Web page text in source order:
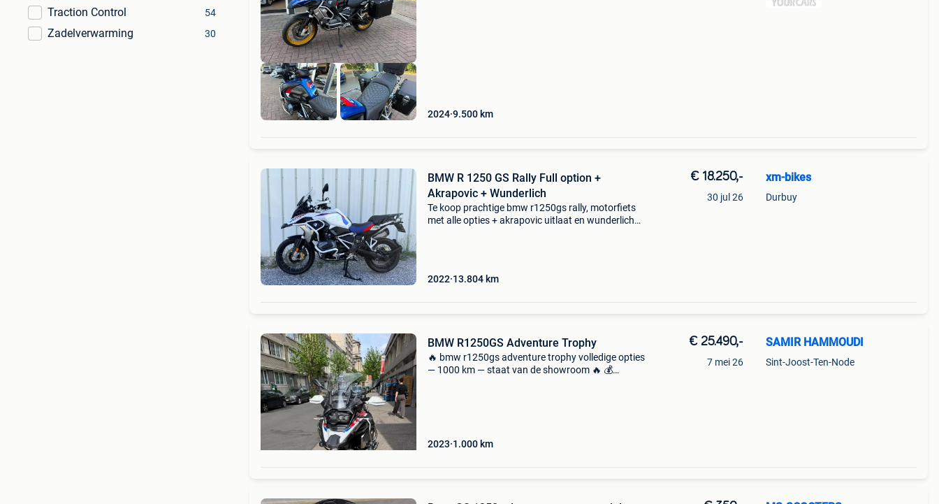
Traction Control 54
Zadelverwarming 30
2024 9.500 km
BMW R 1250 GS Rally Full option +
Akrapovic + Wunderlich
Te koop prachtige bmw r1250gs rally, motorfiets
met alle opties + akrapovic uitlaat en wunderlich
2022 13.804 km
€ 18.250,-
30 jul 26
xm-bikes
Durbuy
BMW R1250GS Adventure Trophy
🔥 bmw r1250gs adventure trophy volledige opties
— 1000 km — staat van de showroom 🔥 💰
2023 1.000 km
€ 25.490,-
7 mei 26
SAMIR HAMMOUDI
Sint-Joost-Ten-Node